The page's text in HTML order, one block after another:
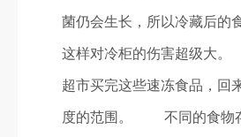
菌仍会生长，所以冷藏后的
这样对冷柜的伤害超级大
超市买完这些速冻食品，
度的范围。 不同的食物存